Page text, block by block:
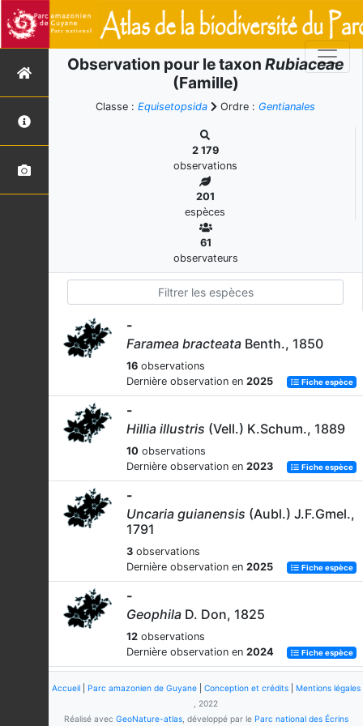
Observation pour le taxon Rubiaceae
(Famille)
Classe : Equisetopsida Ordre : Gentianales
2 179
observations
201
espèces
61
observateurs
-
Faramea bracteata Benth., 1850
16 observations
Dernière observation en 2025 Fiche espèce
-
Hillia illustris (Vell.) K.Schum., 1889
10 observations
Dernière observation en 2023 Fiche espèce
-
Uncaria guianensis (Aubl.) J.F.Gmel.,
1791
3 observations
Dernière observation en 2025 Fiche espèce
-
Geophila D. Don, 1825
12 observations
Dernière observation en 2024 Fiche espèce
Palicourea granvillei
Delprete & J.H.Kirkbr., 2016
Accueil| Parc amazonien de Guyane| Conception et crédits| Mentions légales
, 2022
Réalisé avec GeoNature-atlas, développé par le Parc national des Écrins